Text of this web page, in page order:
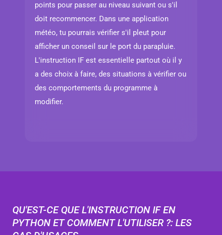
points pour passer au niveau suivant ou s'il
doit recommencer. Dans une application
météo, tu pourrais vérifier s'il pleut pour
afficher un conseil sur le port du parapluie.
L'instruction IF est essentielle partout où il y
a des choix à faire, des situations à vérifier ou
des comportements du programme à
modifier.
QU'EST-CE QUE L'INSTRUCTION IF EN
PYTHON ET COMMENT L'UTILISER ?: LES